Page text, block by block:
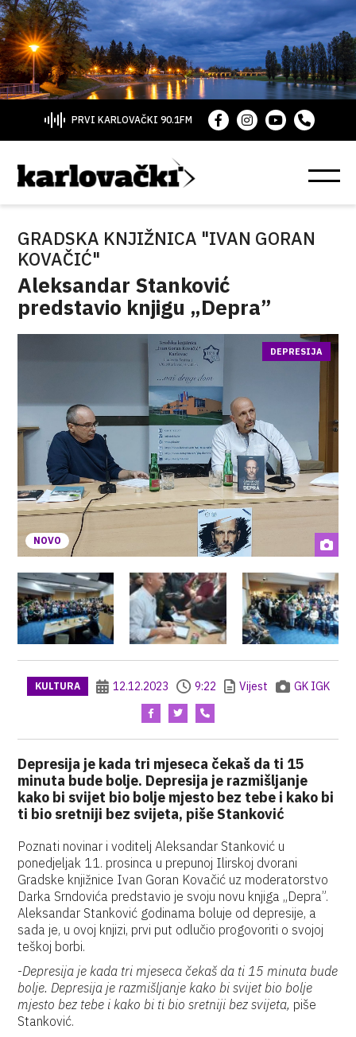
PRVI KARLOVAČKI 90.1FM
GRADSKA KNJIŽNICA "IVAN GORAN
KOVAČIĆ"
Aleksandar Stanković
predstavio knjigu „Depra”
NOVO
DEPRESIJA
KULTURA 12.12.2023 9:22 Vijest GK IGK
Depresija je kada tri mjeseca čekaš da ti 15
minuta bude bolje. Depresija je razmišljanje
kako bi svijet bio bolje mjesto bez tebe i kako bi
ti bio sretniji bez svijeta, piše Stanković
Poznati novinar i voditelj Aleksandar Stanković u
ponedjeljak 11. prosinca u prepunoj Ilirskoj dvorani
Gradske knjižnice Ivan Goran Kovačić uz moderatorstvo
Darka Srndovića predstavio je svoju novu knjiga „Depra”.
Aleksandar Stanković godinama boluje od depresije, a
sada je, u ovoj knjizi, prvi put odlučio progovoriti o svojoj
teškoj borbi.
-Depresija je kada tri mjeseca čekaš da ti 15 minuta bude
bolje. Depresija je razmišljanje kako bi svijet bio bolje
mjesto bez tebe i kako bi ti bio sretniji bez svijeta, piše
Stanković.